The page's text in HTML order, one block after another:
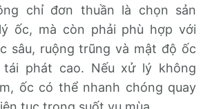
chỉ đơn thuần là chọn sản
ốc, mà còn phải phù hợp với
sâu, ruộng trũng và mật độ ốc
phát cao. Nếu xử lý không
ốc có thể nhanh chóng quay